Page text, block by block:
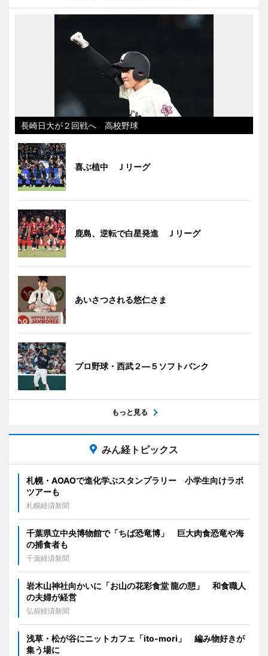
長崎日大が２回戦へ 高校野球
喜ぶ植中 Ｊリーグ
鹿島、逆転で白星発進 Ｊリーグ
あいさつされる悠仁さま
プロ野球・西武２―５ソフトバンク
もっと見る
みん経トピックス
札幌・AOAOで進化学ぶスタンプラリー 小学生向けラボ
ツアーも
札幌経済新聞
千葉県立中央博物館で「ちば恐竜博」 巨大肉食恐竜や海
の捕食者も
千葉経済新聞
岩木山神社向かいに「お山の花彩食堂 龍の憩」 和食職人
の夫婦が経営
弘前経済新聞
浅草・松が谷にニットカフェ「ito-mori」 編み物好きが
集う場に